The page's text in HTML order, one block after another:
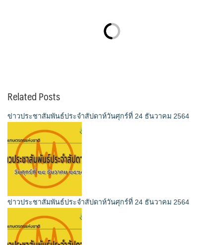
Related Posts
ข่าวประชาสัมพันธ์ประจำสัปดาห์วันศุกร์ที่ 24 ธันวาคม 2564
ข่าวประชาสัมพันธ์ประจำสัปดาห์วันศุกร์ที่ 24 ธันวาคม 2564